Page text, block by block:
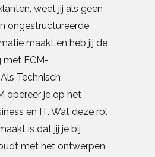
weet jij als geen
ongestructureerde
maakt en heb jij de
met ECM-
Technisch
opereer je op het
en IT. Wat deze rol
is dat jij je bij
met het ontwerpen